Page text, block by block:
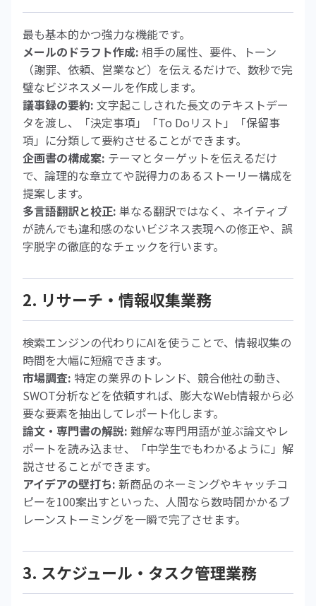
最も基本的かつ強力な機能です。
メールのドラフト作成: 相手の属性、要件、トーン
（謝罪、依頼、営業など）を伝えるだけで、数秒で完
璧なビジネスメールを作成します。
議事録の要約: 文字起こしされた長文のテキストデー
タを渡し、「決定事項」「To Doリスト」「保留事
項」に分類して要約させることができます。
企画書の構成案: テーマとターゲットを伝えるだけ
で、論理的な章立てや説得力のあるストーリー構成を
提案します。
多言語翻訳と校正: 単なる翻訳ではなく、ネイティブ
が読んでも違和感のないビジネス表現への修正や、誤
字脱字の徹底的なチェックを行います。
2. リサーチ・情報収集業務
検索エンジンの代わりにAIを使うことで、情報収集の
時間を大幅に短縮できます。
市場調査: 特定の業界のトレンド、競合他社の動き、
SWOT分析などを依頼すれば、膨大なWeb情報から必
要な要素を抽出してレポート化します。
論文・専門書の解説: 難解な専門用語が並ぶ論文やレ
ポートを読み込ませ、「中学生でもわかるように」解
説させることができます。
アイデアの壁打ち: 新商品のネーミングやキャッチコ
ピーを100案出すといった、人間なら数時間かかるブ
レーンストーミングを一瞬で完了させます。
3. スケジュール・タスク管理業務